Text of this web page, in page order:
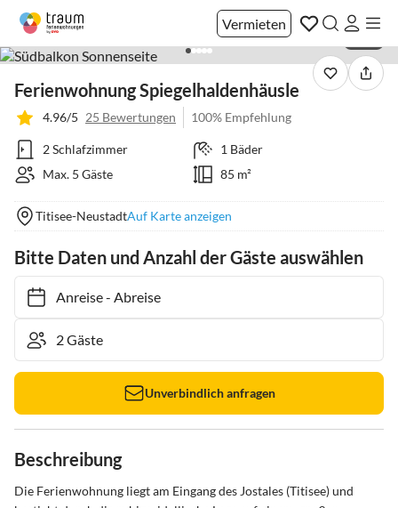
Vermieten
Ferienwohnung Spiegelhaldenhäusle
4.96/5 25 Bewertungen 100% Empfehlung
2 Schlafzimmer
1 Bäder
Max. 5 Gäste
85 m²
Titisee-NeustadtAuf Karte anzeigen
Bitte Daten und Anzahl der Gäste auswählen
Anreise- Abreise
Unverbindlich anfragen
Beschreibung
Die Ferienwohnung liegt am Eingang des Jostales (Titisee) und